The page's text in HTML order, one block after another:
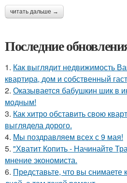
читать дальше →
Последние
1. Как выглядит недвижимость
квартира, дом и собственный
2. Оказывается бабушкин шик в
модным!
3. Как хитро обставить свою
выглядела дорого.
4. Мы поздравляем всех с 9 мая!
5. "Хватит Копить - Начинайте
мнение экономиста.
6. Представьте, что вы снимаете